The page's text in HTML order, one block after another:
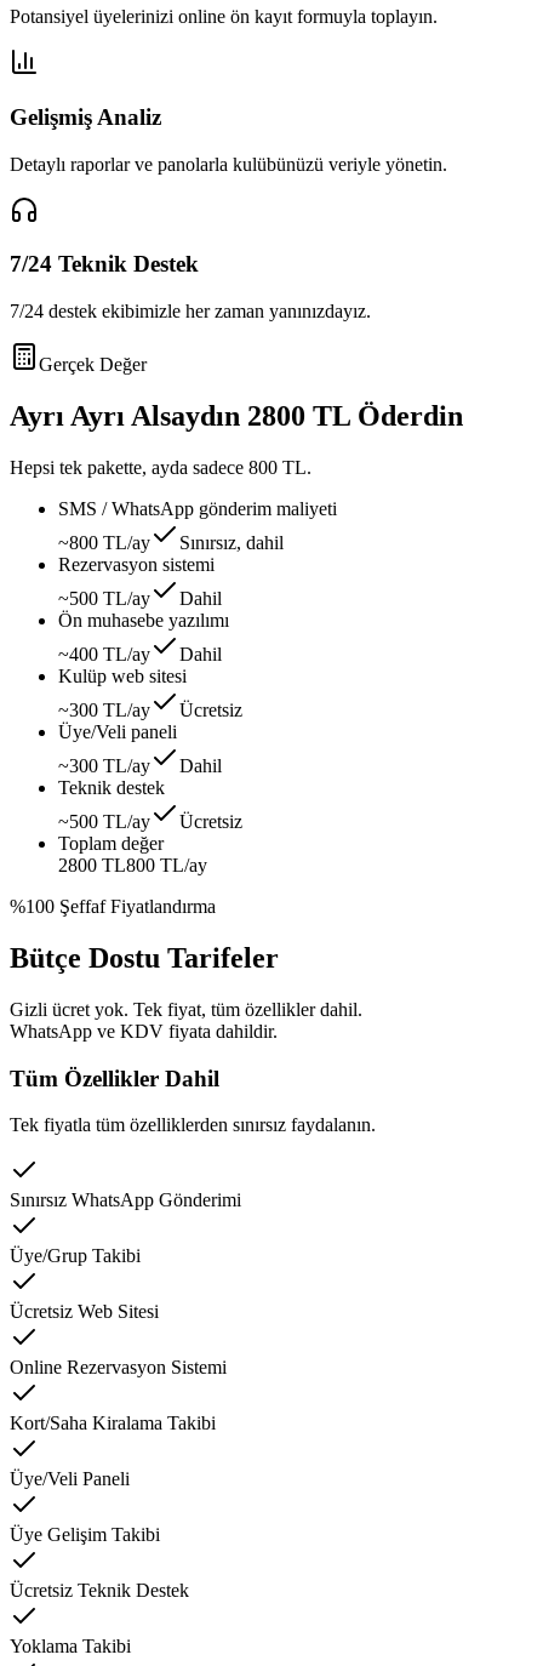
Potansiyel üyelerinizi online ön kayıt formuyla toplayın.
Gelişmiş Analiz
Detaylı raporlar ve panolarla kulübünüzü veriyle yönetin.
7/24 Teknik Destek
7/24 destek ekibimizle her zaman yanınızdayız.
Gerçek Değer
Ayrı Ayrı Alsaydın 2800 TL Öderdin
Hepsi tek pakette, ayda sadece 800 TL.
SMS / WhatsApp gönderim maliyeti
~800 TL/ay
Sınırsız, dahil
Rezervasyon sistemi
~500 TL/ay
Dahil
Ön muhasebe yazılımı
~400 TL/ay
Dahil
Kulüp web sitesi
~300 TL/ay
Ücretsiz
Üye/Veli paneli
~300 TL/ay
Dahil
Teknik destek
~500 TL/ay
Ücretsiz
Toplam değer
2800 TL800 TL/ay
%100 Şeffaf Fiyatlandırma
Bütçe Dostu Tarifeler
Gizli ücret yok. Tek fiyat, tüm özellikler dahil.
WhatsApp ve KDV fiyata dahildir.
Tüm Özellikler Dahil
Tek fiyatla tüm özelliklerden sınırsız faydalanın.
Sınırsız WhatsApp Gönderimi
Üye/Grup Takibi
Ücretsiz Web Sitesi
Online Rezervasyon Sistemi
Kort/Saha Kiralama Takibi
Üye/Veli Paneli
Üye Gelişim Takibi
Ücretsiz Teknik Destek
Yoklama Takibi